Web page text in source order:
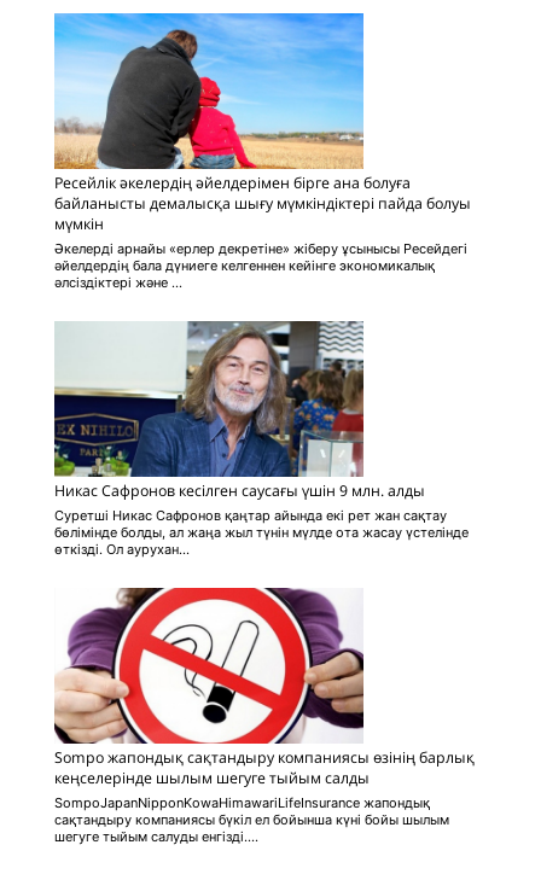
Ресейлік әкелердің әйелдерімен бірге ана болуға
байланысты демалысқа шығу мүмкіндіктері пайда болуы
мүмкін
Әкелерді арнайы «ерлер декретіне» жіберу ұсынысы Ресейдегі
әйелдердің бала дүниеге келгеннен кейінге экономикалық
әлсіздіктері және ...
Никас Сафронов кесілген саусағы үшін 9 млн. алды
Суретші Никас Сафронов қаңтар айында екі рет жан сақтау
бөлімінде болды, ал жаңа жыл түнін мүлде ота жасау үстелінде
өткізді. Ол аурухан...
Sompo жапондық сақтандыру компаниясы өзінің барлық
кеңселерінде шылым шегуге тыйым салды
SompoJapanNipponKowaHimawariLifeInsurance жапондық
сақтандыру компаниясы бүкіл ел бойынша күні бойы шылым
шегуге тыйым салуды енгізді....